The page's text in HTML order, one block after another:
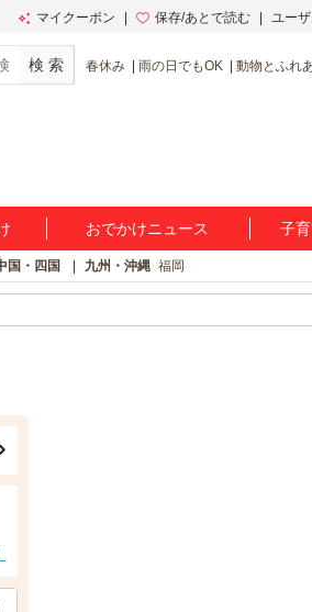
マイクーポン 保存/あとで読む ユー
春休み 雨の日でもOK 動物とふれ
おでかけニュース 子
国・四国 九州・沖縄 福岡